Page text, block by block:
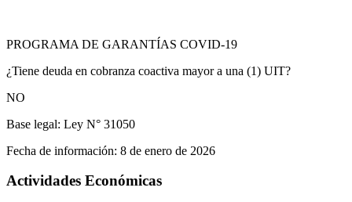
PROGRAMA DE GARANTÍAS COVID-19
¿Tiene deuda en cobranza coactiva mayor a una (1) UIT?
NO
Base legal: Ley N° 31050
Fecha de información: 8 de enero de 2026
Actividades Económicas